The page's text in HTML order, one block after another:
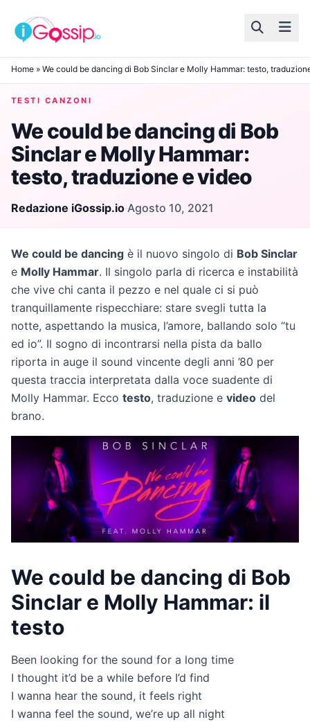
Skip to content
Home » We could be dancing di Bob Sinclar e Molly Hammar: testo,
TESTI CANZONI
We could be dancing di Bob
Sinclar e Molly Hammar:
testo, traduzione e video
Redazione iGossip.io·Agosto 10, 2021
We could be dancing è il nuovo singolo di Bob Sinclar
e Molly Hammar. Il singolo parla di ricerca e instabilità
che vive chi canta il pezzo e nel quale ci si può
tranquillamente rispecchiare: stare svegli tutta la
notte, aspettando la musica, l’amore, ballando solo “tu
ed io”. Il sogno di incontrarsi nella pista da ballo
riporta in auge il sound vincente degli anni ’80 per
questa traccia interpretata dalla voce suadente di
Molly Hammar. Ecco testo, traduzione e video del
brano.
We could be dancing di Bob
Sinclar e Molly Hammar: il
testo
Been looking for the sound for a long time
I thought it’d be a while before I’d find
I wanna hear the sound, it feels right
I wanna feel the sound, we’re up all night